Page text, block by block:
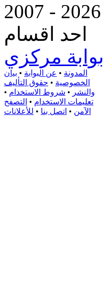
2007 - 2026
احد اقسام
بوابة مركزي
المدونة • عن البوابة • بيان
الخصوصية • حقوق التأليف
والنشر • شروط الاستخدام •
تعليمات الاستخدام • التصفح
الآمن • اتصل بنا • للأعلانات